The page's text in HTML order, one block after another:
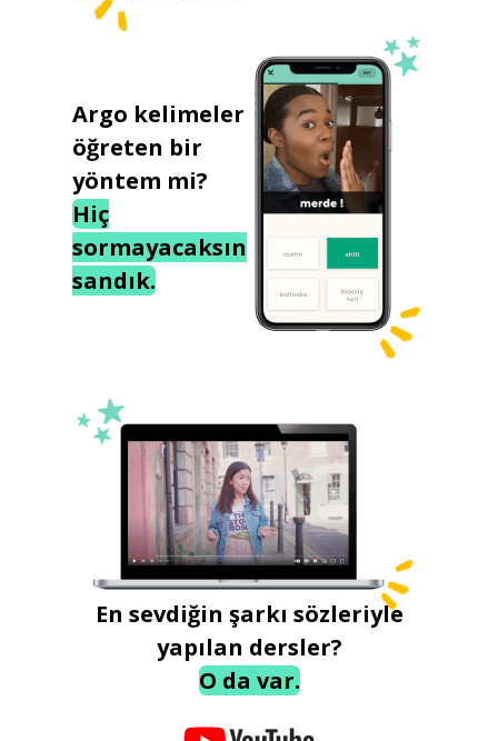
Argo kelimeler
öğreten bir
yöntem mi?
Hiç
sormayacaksın
sandık.
En sevdiğin şarkı sözleriyle
yapılan dersler?
O da var.